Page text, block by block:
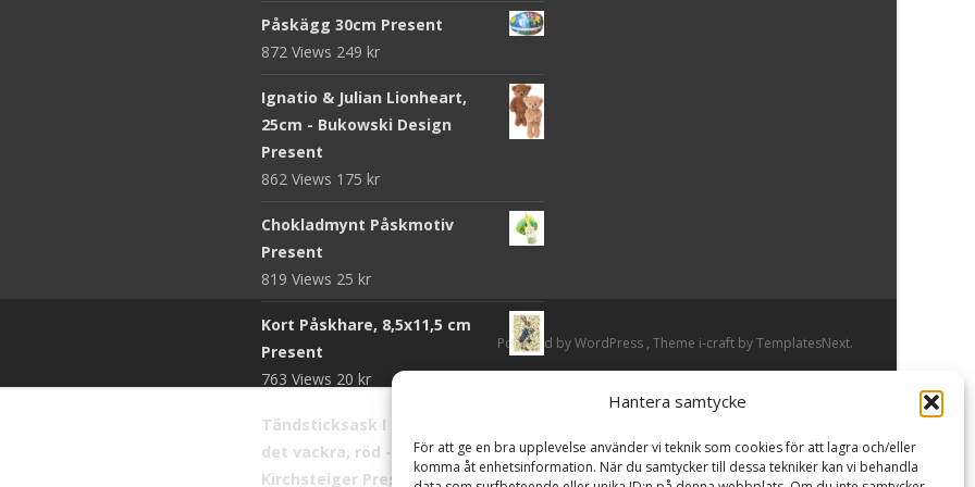
Hantera samtycke
För att ge en bra upplevelse använder vi teknik som cookies för att lagra och/eller
komma åt enhetsinformation. När du samtycker till dessa tekniker kan vi behandla
Påskägg 30cm Present
872 Views 249 kr
Ignatio & Julian Lionheart,
25cm - Bukowski Design
Present
862 Views 175 kr
Chokladmynt Påskmotiv
Present
819 Views 25 kr
Kort Påskhare, 8,5x11,5 cm
Present
763 Views 20 kr
Tändsticksask I den enkla bor
det vackra, röd - Ernst
Kirchsteiger Present
Powered by WordPress , Theme i-craft by TemplatesNext.